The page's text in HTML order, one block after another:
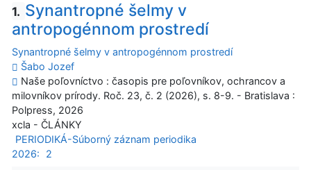
1. Synantropné šelmy v
antropogénnom prostredí
Synantropné šelmy v antropogénnom prostredí
Šabo Jozef
Naše poľovníctvo : časopis pre poľovníkov, ochrancov a
milovníkov prírody. Roč. 23, č. 2 (2026), s. 8-9. - Bratislava :
Polpress, 2026
xcla - ČLÁNKY
PERIODIKÁ-Súborný záznam periodika
2026:
2